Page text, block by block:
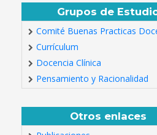
Grupos de
Comité Buenas Practicas
Currículum
Docencia Clínica
Pensamiento y Racionalidad
Otros enlaces